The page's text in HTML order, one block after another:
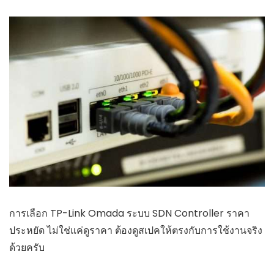
การเลือก TP-Link Omada ระบบ SDN Controller ราคา
ประหยัด ไม่ใช่แค่ดูราคา ต้องดูสเปคให้ตรงกับการใช้งานจริง
ด้วยครับ